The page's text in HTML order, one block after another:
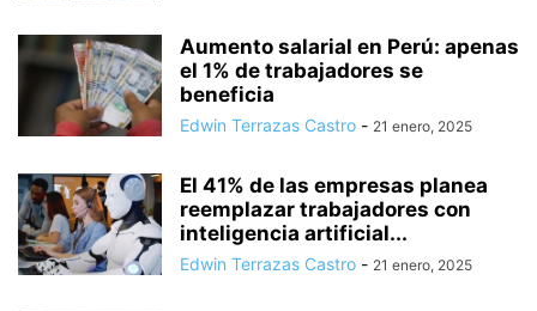
Aumento salarial en Perú: apenas
el 1% de trabajadores se
beneficia
Edwin Terrazas Castro - 21 enero, 2025
El 41% de las empresas planea
reemplazar trabajadores con
inteligencia artificial...
Edwin Terrazas Castro - 21 enero, 2025